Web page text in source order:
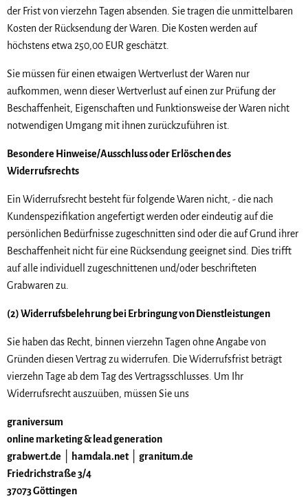
der Frist von vierzehn Tagen absenden. Sie tragen die unmittelbaren
Kosten der Rücksendung der Waren. Die Kosten werden auf
höchstens etwa 250,00 EUR geschätzt.
Sie müssen für einen etwaigen Wertverlust der Waren nur
aufkommen, wenn dieser Wertverlust auf einen zur Prüfung der
Beschaffenheit, Eigenschaften und Funktionsweise der Waren nicht
notwendigen Umgang mit ihnen zurückzuführen ist.
Besondere Hinweise/Ausschluss oder Erlöschen des
Widerrufsrechts
Ein Widerrufsrecht besteht für folgende Waren nicht, - die nach
Kundenspezifikation angefertigt werden oder eindeutig auf die
persönlichen Bedürfnisse zugeschnitten sind oder die auf Grund ihrer
Beschaffenheit nicht für eine Rücksendung geeignet sind. Dies trifft
auf alle individuell zugeschnittenen und/oder beschrifteten
Grabwaren zu.
(2) Widerrufsbelehrung bei Erbringung von Dienstleistungen
Sie haben das Recht, binnen vierzehn Tagen ohne Angabe von
Gründen diesen Vertrag zu widerrufen. Die Widerrufsfrist beträgt
vierzehn Tage ab dem Tag des Vertragsschlusses. Um Ihr
Widerrufsrecht auszuüben, müssen Sie uns
graniversum
online marketing & lead generation
grabwert.de │ hamdala.net │ granitum.de
Friedrichstraße 3/4
37073 Göttingen